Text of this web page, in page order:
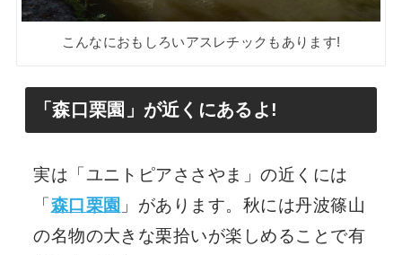
こんなにおもしろいアスレチックもあります!
「森口栗園」が近くにあるよ!
実は「ユニトピアささやま」の近くには
「森口栗園 」があります。秋には丹波篠山
の名物の大きな栗拾いが楽しめることで有